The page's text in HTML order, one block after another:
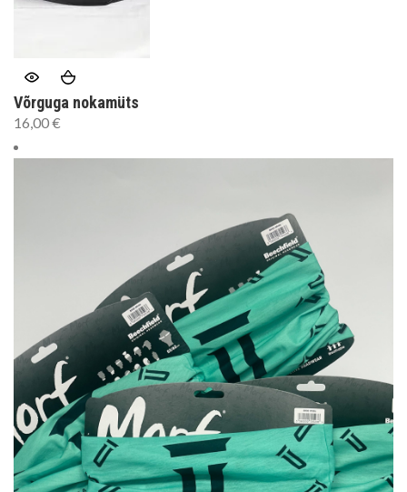
Võrguga nokamüts
16,00€